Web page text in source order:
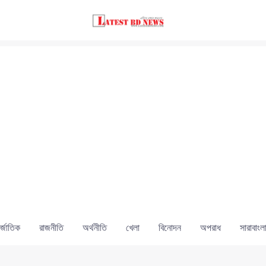
রাজনীতি অর্থনীতি খেলা বিনোদন অপরাধ সারাবাংলা